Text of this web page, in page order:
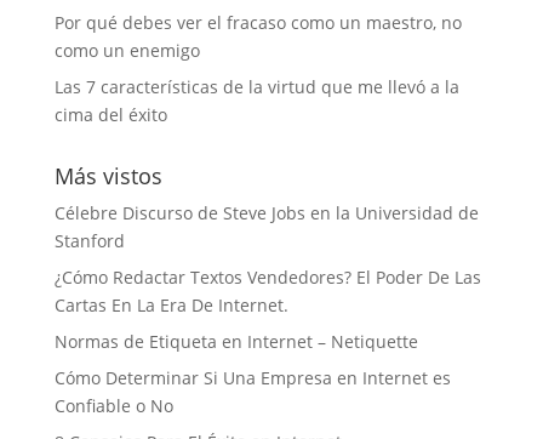
Por qué debes ver el fracaso como un maestro, no
como un enemigo
Las 7 características de la virtud que me llevó a la
cima del éxito
Más vistos
Célebre Discurso de Steve Jobs en la Universidad de
Stanford
¿Cómo Redactar Textos Vendedores? El Poder De Las
Cartas En La Era De Internet.
Normas de Etiqueta en Internet – Netiquette
Cómo Determinar Si Una Empresa en Internet es
Confiable o No